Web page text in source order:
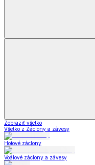
Zobraziť všetko
Všetko z Záclony a závesy
Hotové záclony
Voálové záclony a závesy